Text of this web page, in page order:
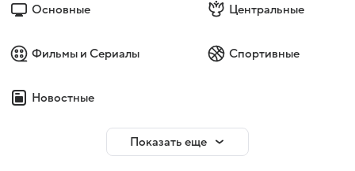
Основные Центральные
Фильмы и Сериалы Спортивные
Новостные
Показать еще